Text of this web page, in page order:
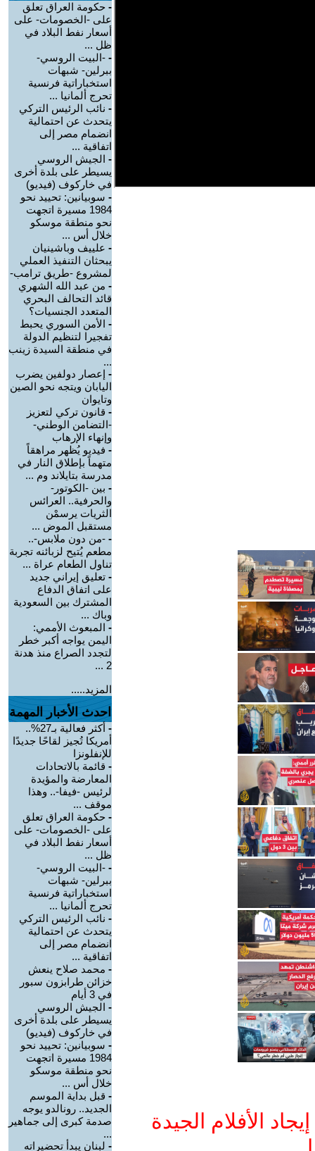
الأفلام الجيدة
- حكومة العراق تعلق
على -الخصومات- على
أسعار نفط البلاد في
ظل ...
- -البيت الروسي-
ببرلين- شبهات
استخباراتية فرنسية
تحرج ألمانيا ...
- نائب الرئيس التركي
يتحدث عن احتمالية
انضمام مصر إلى
اتفاقية ...
- الجيش الروسي
يسيطر على بلدة أخرى
في خاركوف (فيديو)
- سوبيانين: تحييد نحو
1984 مسيرة اتجهت
نحو منطقة موسكو
خلال أس ...
- علييف وباشينيان
يبحثان التنفيذ العملي
لمشروع -طريق ترامب-
- من عبد الله الشهري
قائد التحالف البحري
المتعدد الجنسيات؟
- الأمن السوري يحبط
تفجيرا لتنظيم الدولة
في منطقة السيدة زينب
...
- إعصار دولفين يضرب
اليابان ويتجه نحو الصين
وتايوان
- قانون تركي لتعزيز
-التضامن الوطني-
وإنهاء الإرهاب
- فيديو يُظهر مراهقاً
متهماً بإطلاق النار في
مدرسة بتايلاند وم ...
- بين -الكوتور-
والحرفية.. العرائس
الثريات يرسمْن
مستقبل الموض ...
- -من دون ملابس-..
مطعم يُتيح لزبائنه تجربة
تناول الطعام عراة ...
- تعليق إيراني جديد
على اتفاق الدفاع
المشترك بين السعودية
وباك ...
- المبعوث الأممي:
اليمن يواجه أكبر خطر
لتجدد الصراع منذ هدنة
2 ...
المزيد.....
احدث الأخبار المهمة
-
أكثر فعالية بـ27%..
أمريكا تُجيز لقاحًا جديدًا
للإنفلونزا
- قائمة بالاتحادات
المعارضة والمؤيدة
لرئيس -فيفا-.. وهذا
موقف ...
- حكومة العراق تعلق
على -الخصومات- على
أسعار نفط البلاد في
ظل ...
- -البيت الروسي-
ببرلين- شبهات
استخباراتية فرنسية
تحرج ألمانيا ...
- نائب الرئيس التركي
يتحدث عن احتمالية
انضمام مصر إلى
اتفاقية ...
- محمد صلاح ينعش
خزائن طرابزون سبور
في 3 أيام
- الجيش الروسي
يسيطر على بلدة أخرى
في خاركوف (فيديو)
- سوبيانين: تحييد نحو
1984 مسيرة اتجهت
نحو منطقة موسكو
خلال أس ...
- قبل بداية الموسم
الجديد.. رونالدو يوجه
صدمة كبرى إلى جماهير
...
- لبنان يبدأ تحضيراته